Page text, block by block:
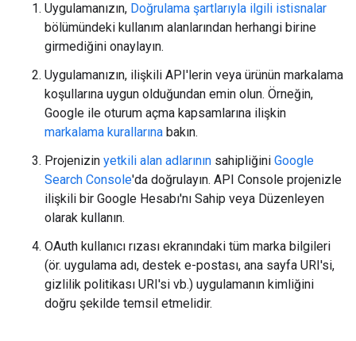
Uygulamanızın, Doğrulama şartlarıyla ilgili istisnalar
bölümündeki kullanım alanlarından herhangi birine
girmediğini onaylayın.
Uygulamanızın, ilişkili API'lerin veya ürünün markalama
koşullarına uygun olduğundan emin olun. Örneğin,
Google ile oturum açma kapsamlarına ilişkin
markalama kurallarına bakın.
Projenizin yetkili alan adlarının sahipliğini Google
Search Console'da doğrulayın. API Console projenizle
ilişkili bir Google Hesabı'nı Sahip veya Düzenleyen
olarak kullanın.
OAuth kullanıcı rızası ekranındaki tüm marka bilgileri
(ör. uygulama adı, destek e-postası, ana sayfa URI'si,
gizlilik politikası URI'si vb.) uygulamanın kimliğini
doğru şekilde temsil etmelidir.